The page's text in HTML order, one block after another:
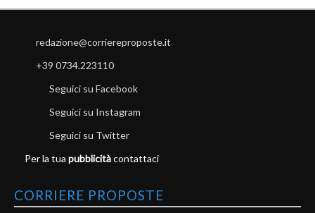
redazione@corriereproposte.it
+39 0734.223110
Seguici su Facebook
Seguici su Instagram
Seguici su Twitter
Per la tua pubblicitàcontattaci
CORRIERE PROPOSTE